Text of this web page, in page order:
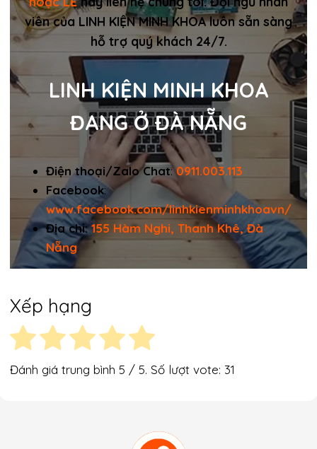
viên của LINH KIỆN MINH KHOA luôn sẵn sàng
hỗ trợ quý khách 24/7.
LINH KIỆN MINH KHOA
ĐANG Ở ĐÀ NẴNG
Điện thoại/Zalo Chat:0911.003.113
Facebook:
www.facebook.com/linhkienminhkhoavn/
Địa chỉ:155 Hàm Nghi, Thanh Khê, Đà
Nẵng
Xếp hạng
Đánh giá trung bình 5 / 5. Số lượt vote: 31